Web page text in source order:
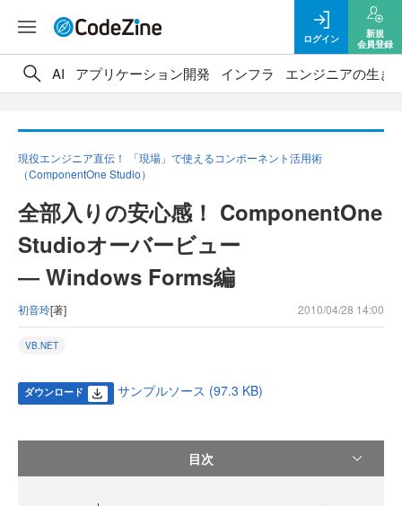
ログイン
新規
会員登録
AI アプリケーション開発 インフラ エンジニアの生き
現役エンジニア直伝！ 「現場」で使えるコンポーネント活用術
（ComponentOne Studio）
全部入りの安心感！ ComponentOne
Studioオーバービュー
― Windows Forms編
初音玲[著] 2010/04/28 14:00
VB.NET
ダウンロード サンプルソース (97.3 KB)
目次